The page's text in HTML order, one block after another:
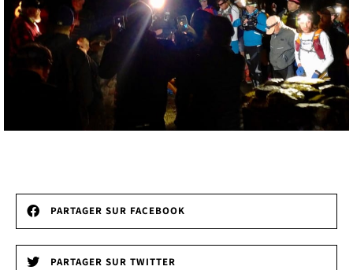
PARTAGER SUR FACEBOOK
PARTAGER SUR TWITTER